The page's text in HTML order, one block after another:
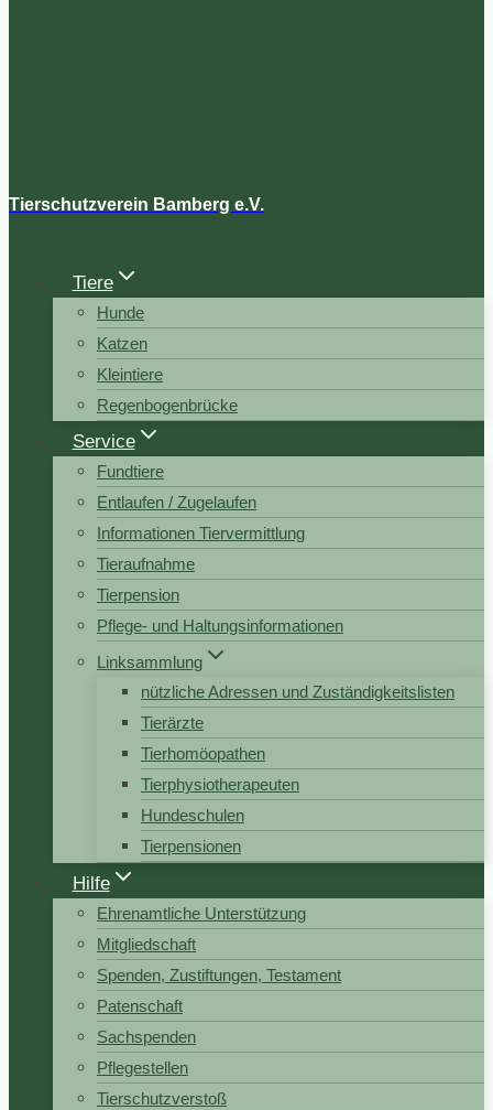
Tierschutzverein Bamberg e.V.
Tiere
Hunde
Katzen
Kleintiere
Regenbogenbrücke
Service
Fundtiere
Entlaufen / Zugelaufen
Informationen Tiervermittlung
Tieraufnahme
Tierpension
Pflege- und Haltungsinformationen
Linksammlung
nützliche Adressen und Zuständigkeitslisten
Tierärzte
Tierhomöopathen
Tierphysiotherapeuten
Hundeschulen
Tierpensionen
Hilfe
Ehrenamtliche Unterstützung
Mitgliedschaft
Spenden, Zustiftungen, Testament
Patenschaft
Sachspenden
Pflegestellen
Tierschutzverstoß